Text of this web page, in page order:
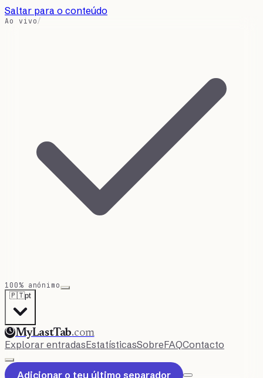
Saltar para o conteúdo
Ao vivo/
100% anónimo
🇵🇹pt
MyLastTab.com
Explorar entradasEstatísticasSobreFAQContacto
Adicionar o teu último separador